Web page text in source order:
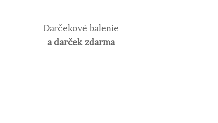
Darčekové balenie
a darček zdarma